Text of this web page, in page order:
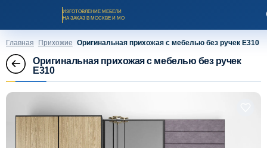
ИЗГОТОВЛЕНИЕ МЕБЕЛИ
НА ЗАКАЗ В МОСКВЕ И МО
Заказать звонок
Главная Прихожие Оригинальная прихожая с мебелью без ручек Е310
Оригинальная прихожая с мебелью без ручек
Е310